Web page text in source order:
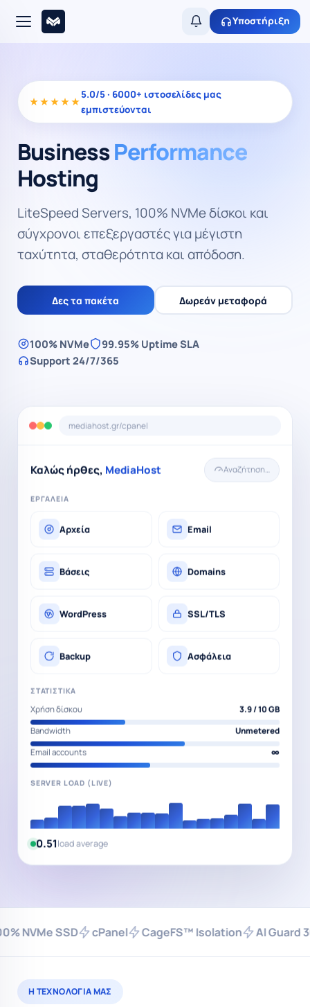
Υποστήριξη
★★★★★
5.0/5 · 6000+ ιστοσελίδες μας
εμπιστεύονται
BusinessPerformance
Hosting
LiteSpeed Servers, 100% NVMe δίσκοι και
σύγχρονοι επεξεργαστές για μέγιστη
ταχύτητα, σταθερότητα και απόδοση.
Δες τα πακέτα Δωρεάν μεταφορά
100% NVMe
99.95% Uptime SLA
Support 24/7/365
mediahost.gr/cpanel
Καλώς ήρθες, MediaHost Αναζήτηση…
ΕΡΓΑΛΕΊΑ
Αρχεία Email
Βάσεις Domains
WordPress SSL/TLS
Backup Ασφάλεια
ΣΤΑΤΙΣΤΙΚΆ
Χρήση δίσκου
4.0 / 10 GB
Bandwidth
Unmetered
Email accounts
∞
SERVER LOAD (LIVE)
0.48load average
SSD cPanel CageFS™ Isolation AI Guard 360
Η ΤΕΧΝΟΛΟΓΊΑ ΜΑΣ